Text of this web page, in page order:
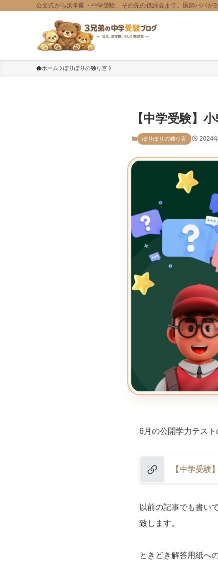
公文式から浜学園・中学受験、その先の鉄緑会まで。医師パパが
ホーム ぽりぽりの独り言
【中学受験】
ぽりぽりの独り言 2024
6月の公開学力テスト
【中学受験
以前の記事でも書い
致します。
ときどき解答用紙へ